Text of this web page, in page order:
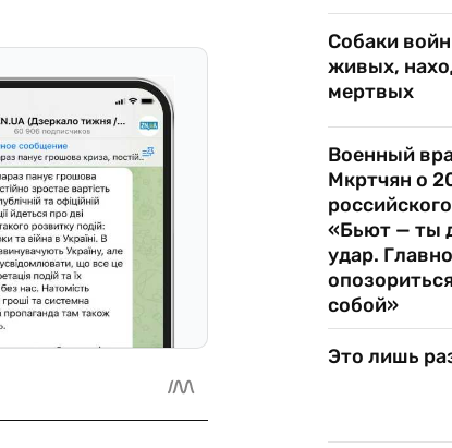
Собаки
живых,
мертвых
Военный
Мкртчян о
«Бьют — ты
удар.
собой»
Это лишь